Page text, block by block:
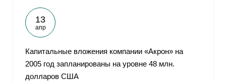
13
апр
Капитальные вложения компании «Акрон» на
2005 год запланированы на уровне 48 млн.
долларов США